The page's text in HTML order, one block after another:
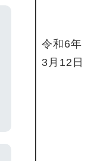
令和6年
3月12日